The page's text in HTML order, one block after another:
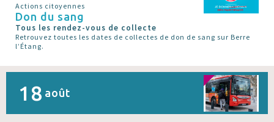
Actions citoyennes
Don du sang
Tous les rendez-vous de collecte
Retrouvez toutes les dates de collectes de don de sang sur Berre
l’Étang.
18 août